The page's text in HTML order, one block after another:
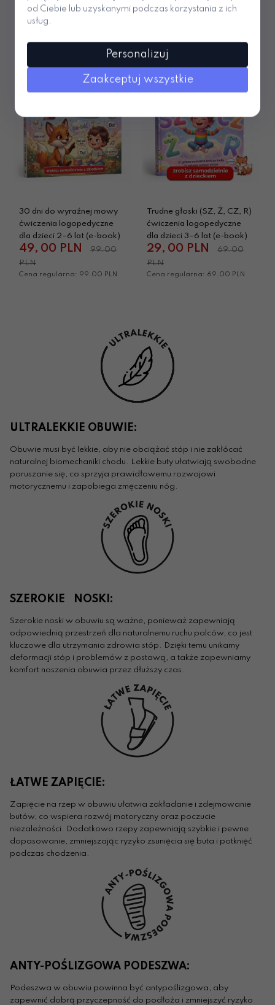
Zobacz też:
30 dni do wyraźnej mowy
ćwiczenia logopedyczne
dla dzieci 2–6 lat (e-book)
49, 00 PLN
99.00
PLN
Cena regularna: 99.00 PLN
PROMOCJA
Trudne głoski (SZ, Ż, CZ, R)
ćwiczenia logopedyczne
dla dzieci 3–6 lat (e-book)
29, 00 PLN
69.00
PLN
Cena regularna: 69.00 PLN
ULTRALEKKIE OBUWIE:
Obuwie musi być lekkie, aby nie obciążać stóp i nie zakłócać
naturalnej biomechaniki chodu. Lekkie buty ułatwiają swobodne
poruszanie się, co sprzyja prawidłowemu rozwojowi
motorycznemu i zapobiega zmęczeniu nóg.
SZEROKIE NOSKI:
Szerokie noski w obuwiu są ważne, ponieważ zapewniają
odpowiednią przestrzeń dla naturalnemu ruchu palców, co jest
kluczowe dla utrzymania zdrowia stóp. Dzięki temu unikamy
deformacji stóp i problemów z postawą, a także zapewniamy
komfort noszenia obuwia przez dłuższy czas.
ŁATWE ZAPIĘCIE:
Zapięcie na rzep w obuwiu ułatwia zakładanie i zdejmowanie
butów, co wspiera rozwój motoryczny oraz poczucie
niezależności. Dodatkowo rzepy zapewniają szybkie i pewne
dopasowanie, zmniejszając ryzyko zsunięcia się buta i potknięć
podczas chodzenia.
ANTY-POŚLIZGOWA PODESZWA:
Podeszwa w obuwiu powinna być antypoślizgowa, aby
zapewnić dobrą przyczepność do podłoża i zmniejszyć ryzyko
od Ciebie lub uzyskanymi podczas korzystania z ich
usług.
Personalizuj
Zaakceptuj wszystkie